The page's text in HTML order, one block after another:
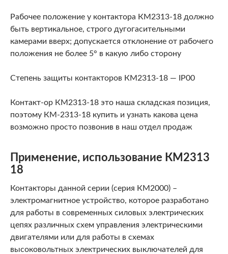
Рабочее положение у контактора КМ2313-18 должно
быть вертикальное, строго дугогасительными
камерами вверх; допускается от­клонение от рабочего
положения не более 5° в какую либо сторону
Степень защиты контакторов КМ2313-18 — IP00
Контакт-ор КМ2313-18 это наша складская позиция,
поэтому КМ-2313-18 купить и узнать какова цена
возможно просто позвонив в наш отдел продаж
Применение, использование КМ2313
18
Контакторы данной серии (серия КМ2000) –
электромагнитное устройство, которое разработано
для работы в современных силовых электрических
цепях различных схем управления электрическими
двигателями или для работы в схемах
высоковольтных электрических выключателей для